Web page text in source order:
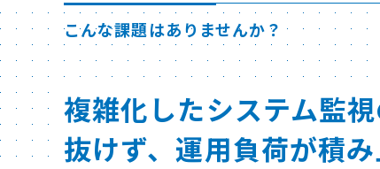
こんな課題はありませんか？
複雑化したシステム監
抜けず、運用負荷が積